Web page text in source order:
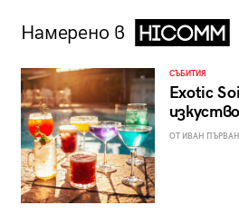
Намерено в
СЪБИТИЯ
Exotic
ОТ ИВАН